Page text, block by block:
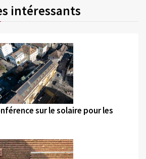
intéressants
sur le solaire pour les